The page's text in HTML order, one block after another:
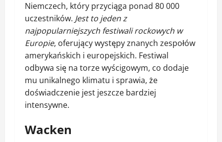
Niemczech, który przyciąga ponad 80 000
uczestników. Jest to jeden z
najpopularniejszych festiwali rockowych w
Europie, oferujący występy znanych zespołów
amerykańskich i europejskich. Festiwal
odbywa się na torze wyścigowym, co dodaje
mu unikalnego klimatu i sprawia, że
doświadczenie jest jeszcze bardziej
intensywne.
Wacken